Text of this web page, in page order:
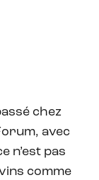
chez
avec
n’est pas
comme